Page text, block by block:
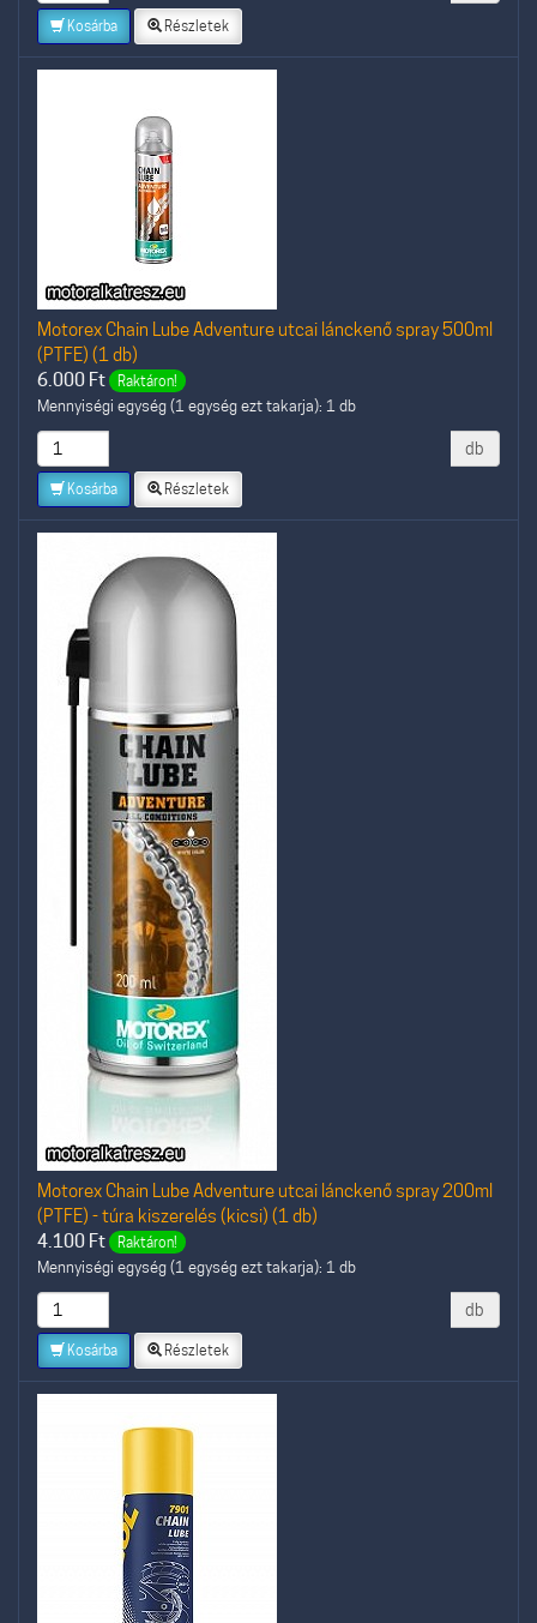
Kosárba Részletek
Motorex Chain Lube Adventure utcai lánckenő spray 500ml
(PTFE) (1 db)
6.000 Ft Raktáron!
Mennyiségi egység (1 egység ezt takarja): 1 db
db
Kosárba Részletek
Motorex Chain Lube Adventure utcai lánckenő spray 200ml
(PTFE) - túra kiszerelés (kicsi) (1 db)
4.100 Ft Raktáron!
Mennyiségi egység (1 egység ezt takarja): 1 db
db
Kosárba Részletek